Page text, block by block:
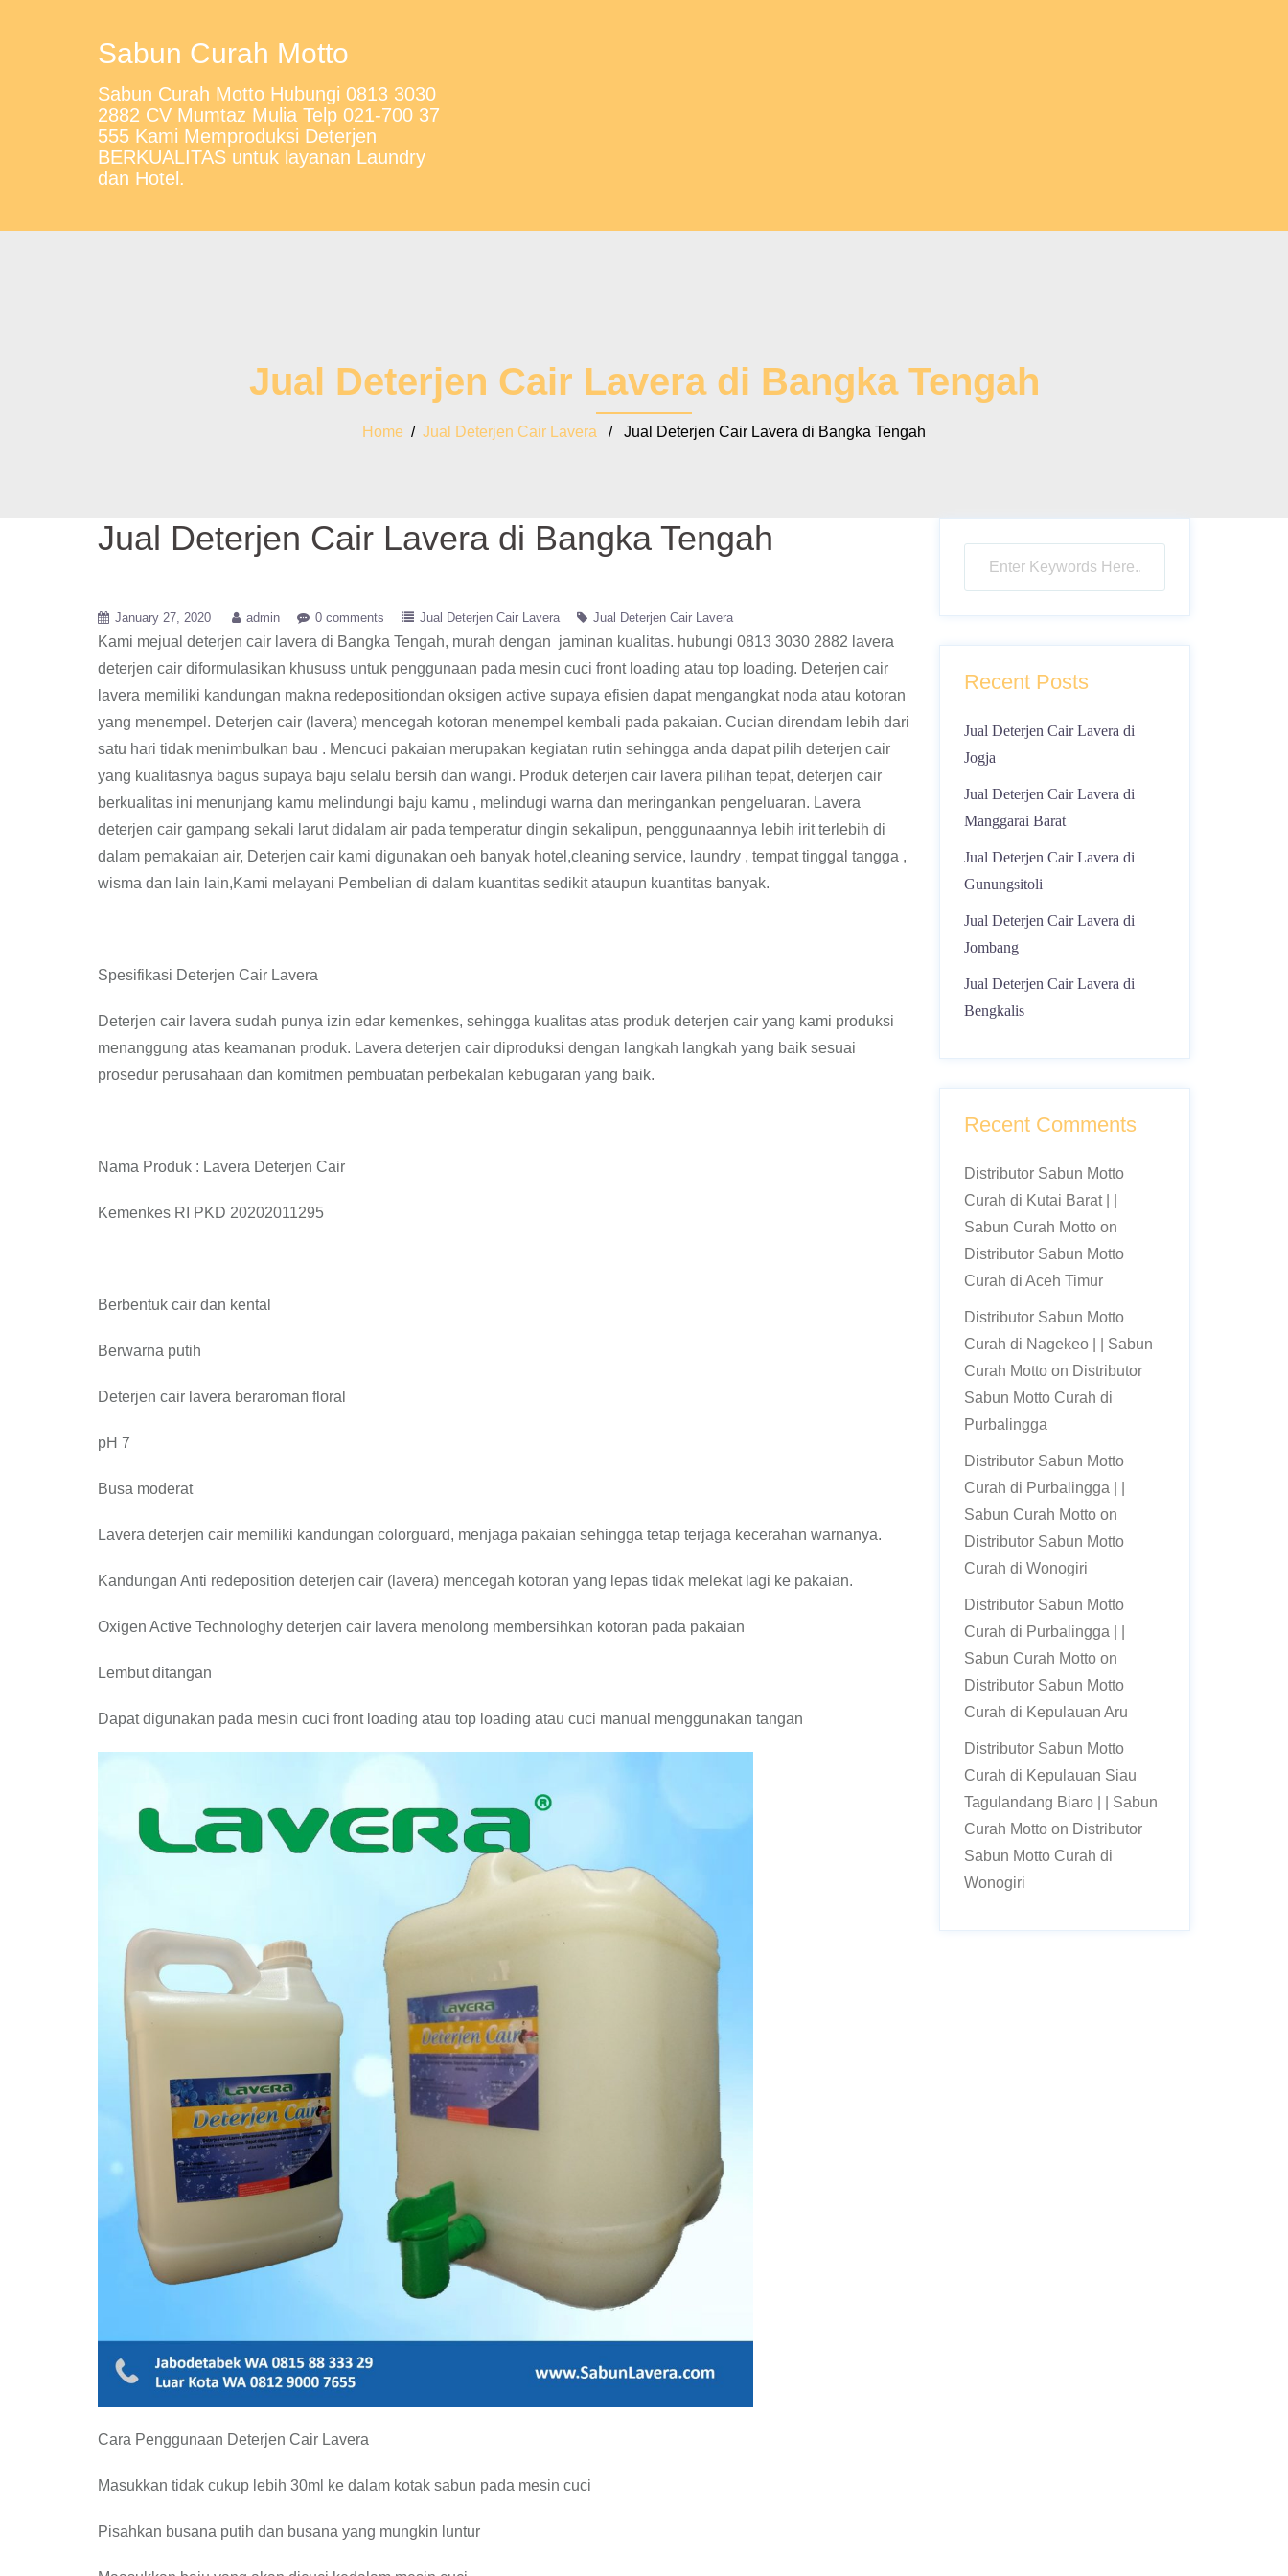
Sabun Curah Motto
Sabun Curah Motto Hubungi 0813 3030
2882 CV Mumtaz Mulia Telp 021-700 37
555 Kami Memproduksi Deterjen
BERKUALITAS untuk layanan Laundry
dan Hotel.
Jual Deterjen Cair Lavera di Bangka Tengah
Home / Jual Deterjen Cair Lavera / Jual Deterjen Cair Lavera di Bangka Tengah
Jual Deterjen Cair Lavera di Bangka Tengah
January 27, 2020 admin 0 comments Jual Deterjen Cair Lavera Jual Deterjen Cair Lavera
Kami mejual deterjen cair lavera di Bangka Tengah, murah dengan jaminan kualitas. hubungi 0813 3030 2882 lavera
deterjen cair diformulasikan khususs untuk penggunaan pada mesin cuci front loading atau top loading. Deterjen cair
lavera memiliki kandungan makna redepositiondan oksigen active supaya efisien dapat mengangkat noda atau kotoran
yang menempel. Deterjen cair (lavera) mencegah kotoran menempel kembali pada pakaian. Cucian direndam lebih dari
satu hari tidak menimbulkan bau . Mencuci pakaian merupakan kegiatan rutin sehingga anda dapat pilih deterjen cair
yang kualitasnya bagus supaya baju selalu bersih dan wangi. Produk deterjen cair lavera pilihan tepat, deterjen cair
berkualitas ini menunjang kamu melindungi baju kamu , melindugi warna dan meringankan pengeluaran. Lavera
deterjen cair gampang sekali larut didalam air pada temperatur dingin sekalipun, penggunaannya lebih irit terlebih di
dalam pemakaian air, Deterjen cair kami digunakan oeh banyak hotel,cleaning service, laundry , tempat tinggal tangga ,
wisma dan lain lain,Kami melayani Pembelian di dalam kuantitas sedikit ataupun kuantitas banyak.
Spesifikasi Deterjen Cair Lavera
Deterjen cair lavera sudah punya izin edar kemenkes, sehingga kualitas atas produk deterjen cair yang kami produksi
menanggung atas keamanan produk. Lavera deterjen cair diproduksi dengan langkah langkah yang baik sesuai
prosedur perusahaan dan komitmen pembuatan perbekalan kebugaran yang baik.
Nama Produk : Lavera Deterjen Cair
Kemenkes RI PKD 20202011295
Berbentuk cair dan kental
Berwarna putih
Deterjen cair lavera beraroman floral
pH 7
Busa moderat
Lavera deterjen cair memiliki kandungan colorguard, menjaga pakaian sehingga tetap terjaga kecerahan warnanya.
Kandungan Anti redeposition deterjen cair (lavera) mencegah kotoran yang lepas tidak melekat lagi ke pakaian.
Oxigen Active Technologhy deterjen cair lavera menolong membersihkan kotoran pada pakaian
Lembut ditangan
Dapat digunakan pada mesin cuci front loading atau top loading atau cuci manual menggunakan tangan
Cara Penggunaan Deterjen Cair Lavera
Masukkan tidak cukup lebih 30ml ke dalam kotak sabun pada mesin cuci
Pisahkan busana putih dan busana yang mungkin luntur
Recent Posts
Jual Deterjen Cair Lavera di
Jogja
Jual Deterjen Cair Lavera di
Manggarai Barat
Jual Deterjen Cair Lavera di
Gunungsitoli
Jual Deterjen Cair Lavera di
Jombang
Jual Deterjen Cair Lavera di
Bengkalis
Recent Comments
Distributor Sabun Motto
Curah di Kutai Barat | |
Sabun Curah Mottoon
Distributor Sabun Motto
Curah di Aceh Timur
Distributor Sabun Motto
Curah di Nagekeo | | Sabun
Curah Mottoon Distributor
Sabun Motto Curah di
Purbalingga
Distributor Sabun Motto
Curah di Purbalingga | |
Sabun Curah Mottoon
Distributor Sabun Motto
Curah di Wonogiri
Distributor Sabun Motto
Curah di Purbalingga | |
Sabun Curah Mottoon
Distributor Sabun Motto
Curah di Kepulauan Aru
Distributor Sabun Motto
Curah di Kepulauan Siau
Tagulandang Biaro | | Sabun
Curah Mottoon Distributor
Sabun Motto Curah di
Wonogiri